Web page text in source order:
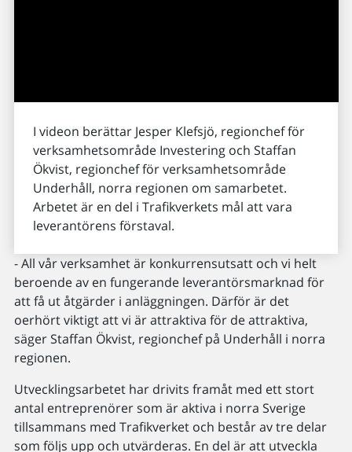
I videon berättar Jesper Klefsjö, regionchef för
verksamhetsområde Investering och Staffan
Ökvist, regionchef för verksamhetsområde
Underhåll, norra regionen om samarbetet.
Arbetet är en del i Trafikverkets mål att vara
leverantörens förstaval.
- All vår verksamhet är konkurrensutsatt och vi helt
beroende av en fungerande leverantörsmarknad för
att få ut åtgärder i anläggningen. Därför är det
oerhört viktigt att vi är attraktiva för de attraktiva,
säger Staffan Ökvist, regionchef på Underhåll i norra
regionen.
Utvecklingsarbetet har drivits framåt med ett stort
antal entreprenörer som är aktiva i norra Sverige
tillsammans med Trafikverket och består av tre delar
som följs upp och utvärderas. En del är att utveckla